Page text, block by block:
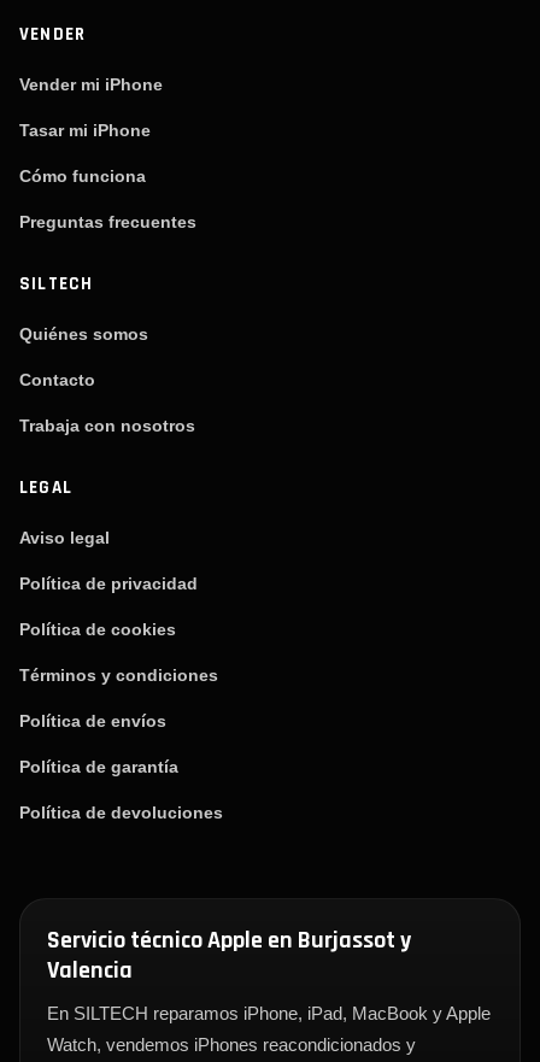
VENDER
Vender mi iPhone
Tasar mi iPhone
Cómo funciona
Preguntas frecuentes
SILTECH
Quiénes somos
Contacto
Trabaja con nosotros
LEGAL
Aviso legal
Política de privacidad
Política de cookies
Términos y condiciones
Política de envíos
Política de garantía
Política de devoluciones
Servicio técnico Apple en Burjassot y
Valencia
En SILTECH reparamos iPhone, iPad, MacBook y Apple
Watch, vendemos iPhones reacondicionados y